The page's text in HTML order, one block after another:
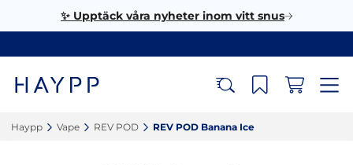
✨ Upptäck våra nyheter inom vitt snus
Haypp‎ Vape‎ REV POD‎ REV POD Banana Ice‎